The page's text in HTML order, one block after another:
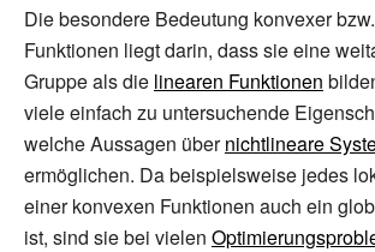
Die besondere Bedeutung konvexer
Funktionen liegt darin, dass sie eine
Gruppe als die linearen Funktionen
viele einfach zu untersuchende
welche Aussagen übernichtlineare
ermöglichen. Da beispielsweise jedes
einer konvexen Funktionen auch ein
ist, sind sie bei vielen